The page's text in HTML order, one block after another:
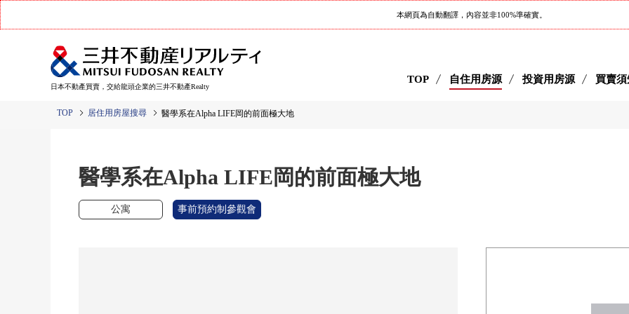
本網頁為自動翻譯，內容並非100%準確實。
日本不動產買賣，交給龍頭企業的三井不動產Realty
TOP 自住用房源 投資用房源 買賣須
TOP 居住用房屋搜尋 醫學系在Alpha LIFE岡的前面極大地
醫學系在Alpha LIFE岡的前面極大地
公寓 事前預約制參觀會